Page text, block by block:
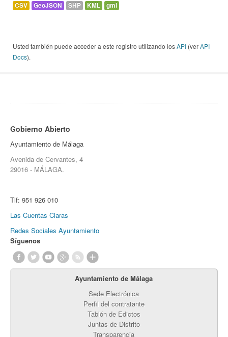
CSV GeoJSON SHP KML gml
Usted también puede acceder a este registro utilizando losAPI (verAPI
Docs).
Gobierno Abierto
Ayuntamiento de Málaga
Avenida de Cervantes, 4
29016 - MÁLAGA.
Tlf: 951 926 010
Las Cuentas Claras
Redes Sociales Ayuntamiento
Síguenos
Ayuntamiento de Málaga
Sede Electrónica
Perfil del contratante
Tablón de Edictos
Juntas de Distrito
Transparencia